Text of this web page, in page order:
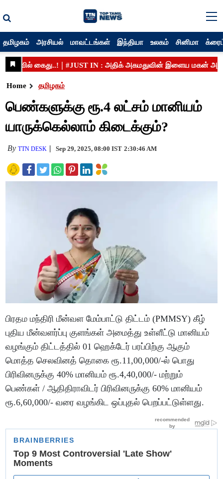
தமிழகம் அரசியல் மாவட்டங்கள் இந்தியா உலகம் சினிமா
Home தமிழகம்
பெண்களுக்கு ரூ.4 லட்சம் மானியம்
யாருக்கெல்லாம் கிடைக்கும்?
ByTTN DESK Sep 29, 2025, 08:00 IST 2:30:46 AM
பிரதம மந்திரி மீன்வள மேம்பாட்டு திட்டம் (PMMSY) கீழ்
புதிய மீன்வளர்ப்பு குளங்கள் அமைத்து உள்ளீட்டு மானியம்
வழங்கும் திட்டத்தில் 01 ஹெக்டேர் பரப்பிற்கு ஆகும்
மொத்த செலவினத் தொகை ரூ.11,00,000/-ல் பொது
பிரிவினருக்கு 40% மானியம் ரூ.4,40,000/- மற்றும்
பெண்கள் / ஆதிதிராவிடர் பிரிவினருக்கு 60% மானியம்
ரூ.6,60,000/- வரை வழங்கிட ஒப்புதல் பெறப்பட்டுள்ளது.